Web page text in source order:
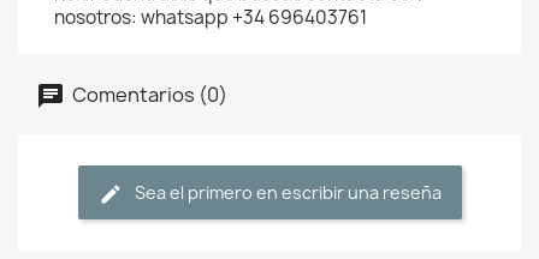
nosotros: whatsapp +34 696403761
Comentarios (0)
Sea el primero en escribir una reseña